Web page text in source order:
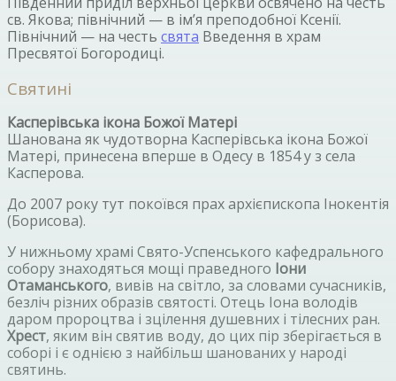
св. Якова; північний — в ім’я преподобної Ксенії.
Північний — на честь свята Введення в храм
Пресвятої Богородиці.
Святині
Касперівська ікона Божої Матері
Шанована як чудотворна Касперівська ікона Божої
Матері, принесена вперше в Одесу в 1854 у з села
Касперова.
До 2007 року тут покоївся прах архієпископа Інокентія
(Борисова).
У нижньому храмі Свято-Успенського кафедрального
собору знаходяться мощі праведного Іони
Отаманського, вивів на світло, за словами сучасників,
безліч різних образів святості. Отець Іона володів
даром пророцтва і зцілення душевних і тілесних ран.
Хрест, яким він святив воду, до цих пір зберігається в
соборі і є однією з найбільш шанованих у народі
святинь.